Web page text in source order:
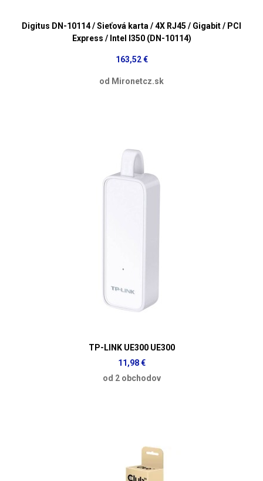
Digitus DN-10114 / Sieťová karta / 4X RJ45 / Gigabit / PCI
Express / Intel I350 (DN-10114)
163,52 €
od Mironetcz.sk
TP-LINK UE300 UE300
11,98 €
od 2 obchodov